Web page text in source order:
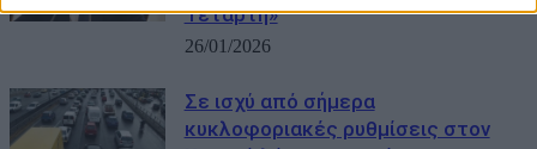
Τετάρτη»
26/01/2026
Σε ισχύ από σήμερα
κυκλοφοριακές ρυθμίσεις στον